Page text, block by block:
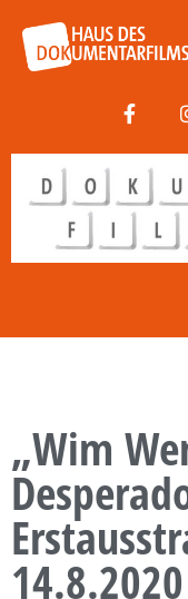
„Wim
14.8.2020